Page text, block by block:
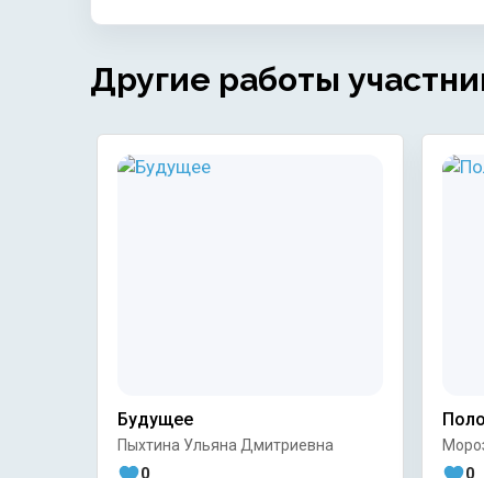
Другие работы
Будущее
Пыхтина Ульяна Дмитриевна
0 0